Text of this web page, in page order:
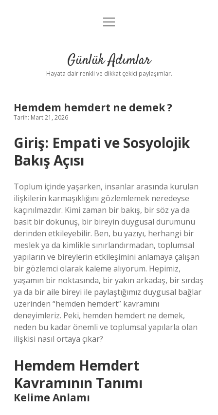
Anasayfa
Yasal Uyarı
menüyü
Günlük Adımlar
Hayata dair renkli ve dikkat çekici paylaşımlar.
Hemdem hemdert ne demek ?
Tarih: Mart 21, 2026
Giriş: Empati ve Sosyolojik
Bakış Açısı
Toplum içinde yaşarken, insanlar arasında kurulan
ilişkilerin karmaşıklığını gözlemlemek neredeyse
kaçınılmazdır. Kimi zaman bir bakış, bir söz ya da
basit bir dokunuş, bir bireyin duygusal durumunu
derinden etkileyebilir. Ben, bu yazıyı, herhangi bir
meslek ya da kimlikle sınırlandırmadan, toplumsal
yapıların ve bireylerin etkileşimini anlamaya çalışan
bir gözlemci olarak kaleme alıyorum. Hepimiz,
yaşamın bir noktasında, bir yakın arkadaş, bir sırdaş
ya da bir aile bireyi ile paylaştığımız duygusal bağlar
üzerinden “hemden hemdert” kavramını
deneyimleriz. Peki, hemden hemdert ne demek,
neden bu kadar önemli ve toplumsal yapılarla olan
ilişkisi nasıl ortaya çıkar?
Hemdem Hemdert
Kavramının Tanımı
Kelime Anlamı